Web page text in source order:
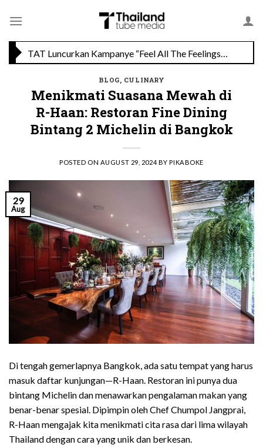
Menikmati Cita Rasa Mewah di Wolfgang’s Steakhouse di Thailand
BLOG, CULINARY
Menikmati Suasana Mewah di
R-Haan: Restoran Fine Dining
Bintang 2 Michelin di Bangkok
POSTED ON AUGUST 29, 2024 BYPIKABOKE
29
Aug
Di tengah gemerlapnya Bangkok, ada satu tempat yang harus
masuk daftar kunjungan—R-Haan. Restoran ini punya dua
bintang Michelin dan menawarkan pengalaman makan yang
benar-benar spesial. Dipimpin oleh Chef Chumpol Jangprai,
R-Haan mengajak kita menikmati cita rasa dari lima wilayah
Thailand dengan cara yang unik dan berkesan.